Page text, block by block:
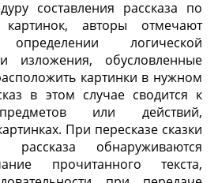
составления рассказа по
авторы отмечают
логической
изложения, обусловленные
картинки в нужном
в этом случае сводится к
или действий,
При пересказе сказки
обнаруживаются
прочитанного текста,